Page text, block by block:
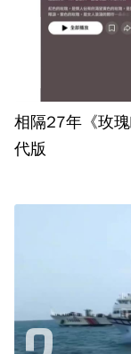
相隔27年《玫
代版